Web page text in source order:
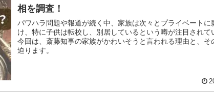
相を調査！
パワハラ問題や報道が続く中、家族は次々とプライベートに
け、特に子供は転校し、別居しているという噂が注目されて
今回は、斎藤知事の家族がかわいそうと言われる理由と、そ
迫ります。